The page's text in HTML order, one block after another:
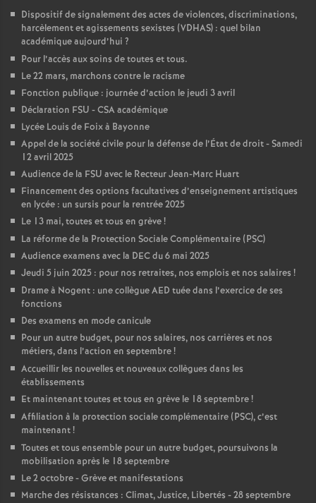
Dispositif de signalement des actes de violences, discriminations,
harcèlement et agissements sexistes (VDHAS) : quel bilan
académique aujourd’hui ?
Pour l’accès aux soins de toutes et tous.
Le 22 mars, marchons contre le racisme
Fonction publique : journée d’action le jeudi 3 avril
Déclaration FSU - CSA académique
Lycée Louis de Foix à Bayonne
Appel de la société civile pour la défense de l’État de droit - Samedi
12 avril 2025
Audience de la FSU avec le Recteur Jean-Marc Huart
Financement des options facultatives d’enseignement artistiques
en lycée : un sursis pour la rentrée 2025
Le 13 mai, toutes et tous en grève!
La réforme de la Protection Sociale Complémentaire (PSC)
Audience examens avec la DEC du 6 mai 2025
Jeudi 5 juin 2025 : pour nos retraites, nos emplois et nos salaires !
Drame à Nogent : une collègue AED tuée dans l’exercice de ses
fonctions
Des examens en mode canicule
Pour un autre budget, pour nos salaires, nos carrières et nos
métiers, dans l’action en septembre!
Accueillir les nouvelles et nouveaux collègues dans les
établissements
Et maintenant toutes et tous en grève le 18 septembre!
Affiliation à la protection sociale complémentaire (PSC), c’est
maintenant!
Toutes et tous ensemble pour un autre budget, poursuivons la
mobilisation après le 18 septembre
Le 2 octobre - Grève et manifestations
Marche des résistances : Climat, Justice, Libertés - 28 septembre